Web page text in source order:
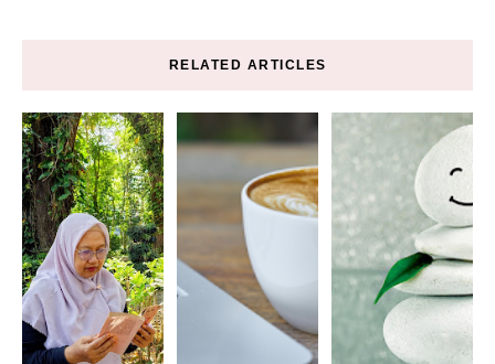
RELATED ARTICLES